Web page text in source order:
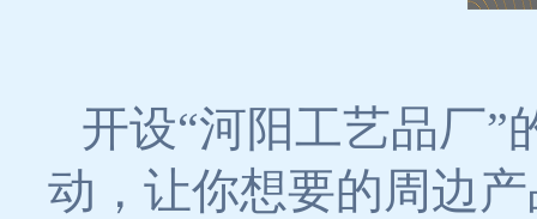
开设“河阳工艺品厂”
动，让你想要的周边